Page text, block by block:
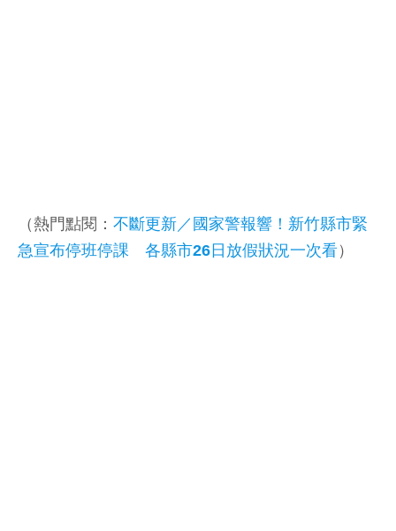
（熱門點閱： 不斷更新／國家警報響！新竹縣市緊
急宣布停班停課 各縣市26日放假狀況一次看）